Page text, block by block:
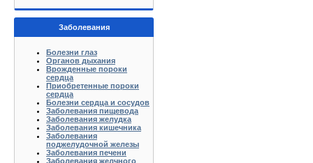
Заболевания
Болезни глаз
Органов дыхания
Врожденные пороки
сердца
Приобретенные пороки
сердца
Болезни сердца и сосудов
Заболевания пищевода
Заболевания желудка
Заболевания кишечника
Заболевания
поджелудочной железы
Заболевания печени
Заболевания желчного